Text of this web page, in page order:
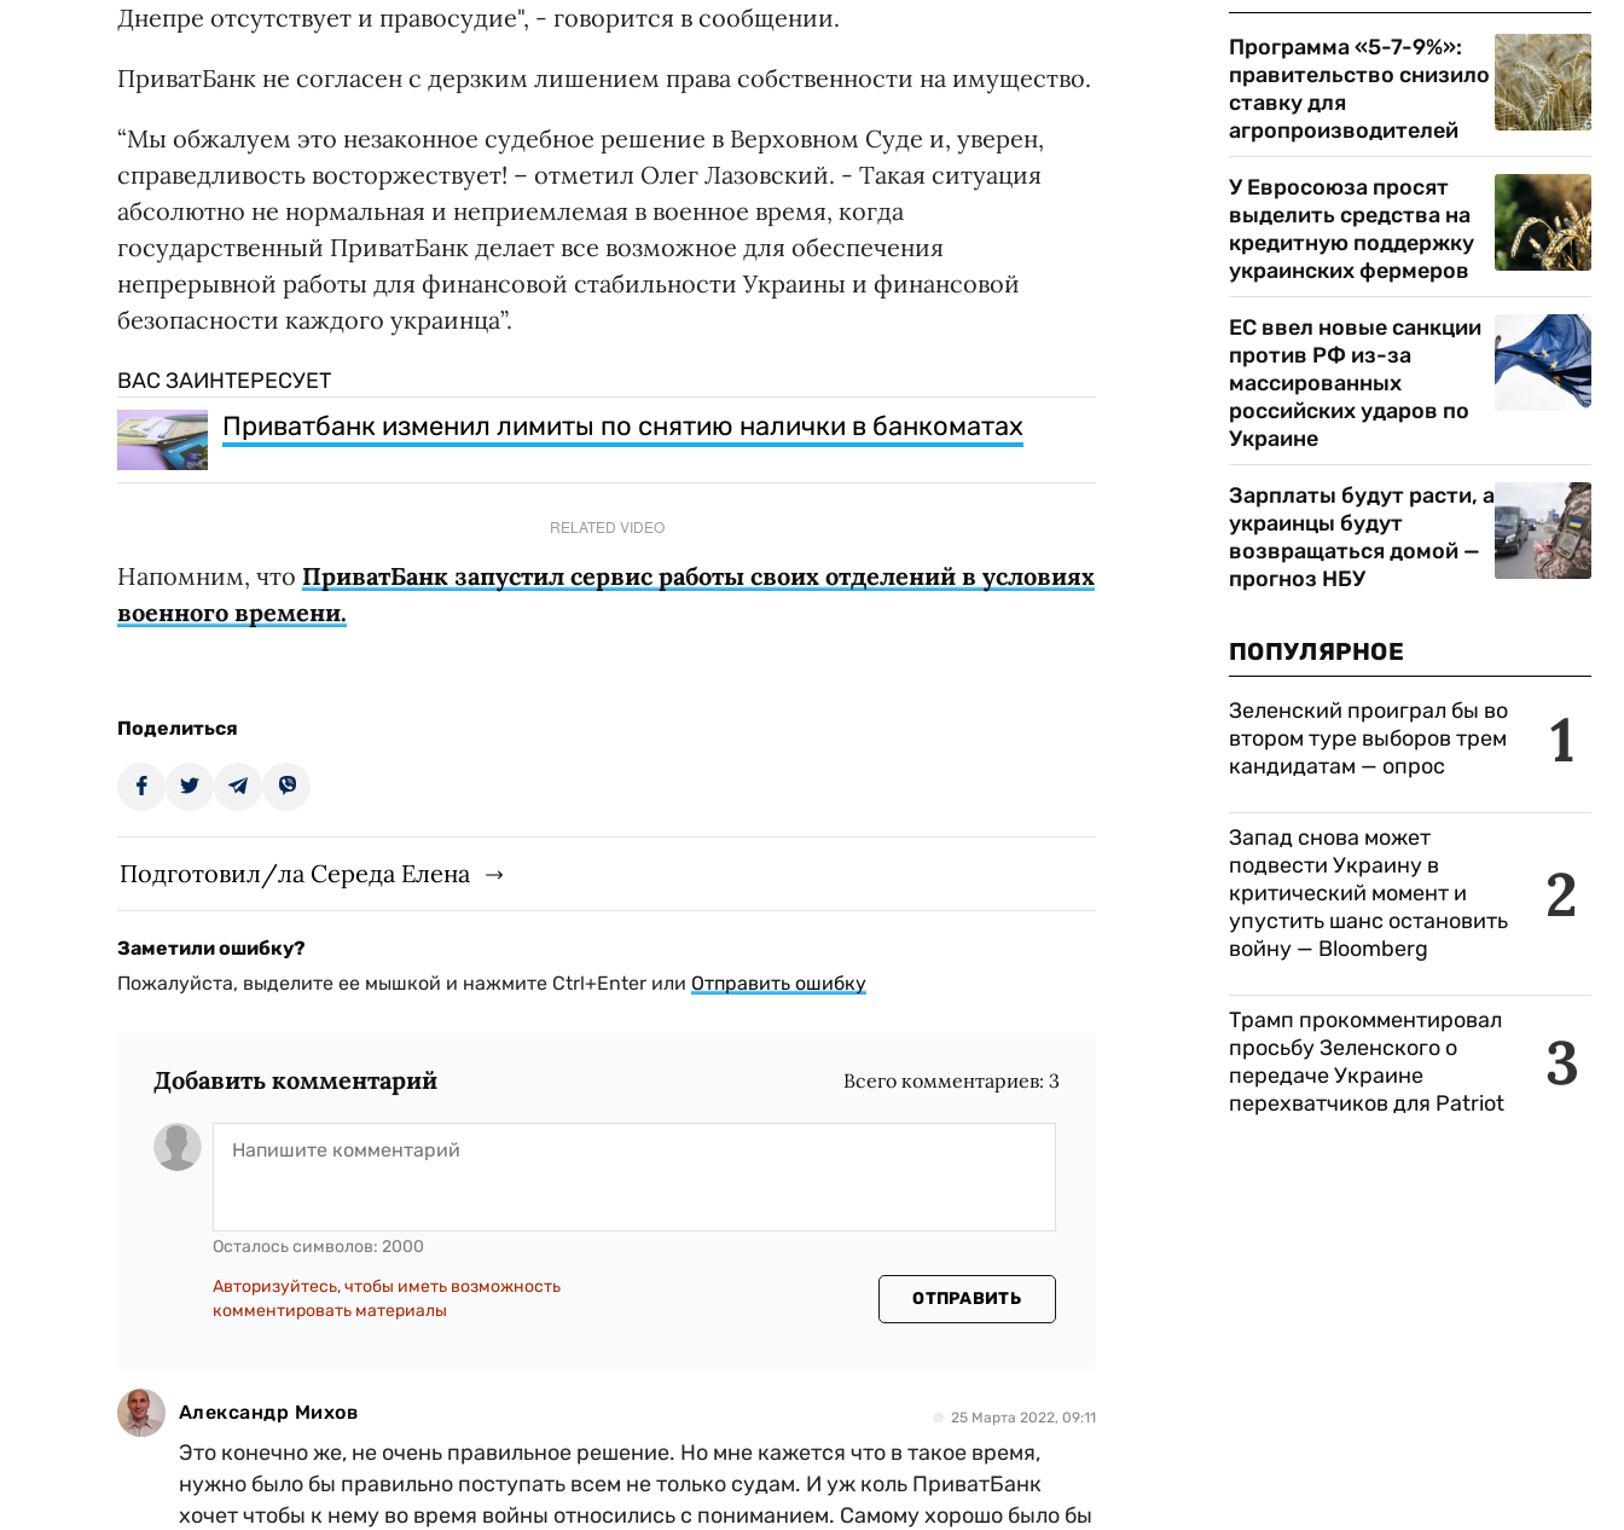
Днепре отсутствует и правосудие", - говорится в сообщении.
ПриватБанк не согласен с дерзким лишением права собственности на имущество.
“Мы обжалуем это незаконное судебное решение в Верховном Суде и, уверен,
справедливость восторжествует! – отметил Олег Лазовский. - Такая ситуация
абсолютно не нормальная и неприемлемая в военное время, когда
государственный ПриватБанк делает все возможное для обеспечения
непрерывной работы для финансовой стабильности Украины и финансовой
безопасности каждого украинца”.
ВАС ЗАИНТЕРЕСУЕТ
Приватбанк изменил лимиты по снятию налички в банкоматах
RELATED VIDEO
Напомним, что ПриватБанк запустил сервис работы своих отделений в условиях
военного времени.
Поделиться
Подготовил/ла Середа Елена
Заметили ошибку?
Пожалуйста, выделите ее мышкой и нажмите Ctrl+Enter или Отправить ошибку
Добавить комментарий Всего комментариев:3
Осталось символов: 2000
Авторизуйтесь, чтобы иметь возможность
комментировать материалы
ОТПРАВИТЬ
Александр Михов 25 Марта 2022, 09:11
Это конечно же, не очень правильное решение. Но мне кажется что в такое время,
нужно было бы правильно поступать всем не только судам. И уж коль ПриватБанк
хочет чтобы к нему во время войны относились с пониманием. Самому хорошо было бы
Программа «5-7-9%»:
правительство снизило
ставку для
агропроизводителей
У Евросоюза просят
выделить средства на
кредитную поддержку
украинских фермеров
ЕС ввел новые санкции
против РФ из-за
массированных
российских ударов по
Украине
Зарплаты будут расти, а
украинцы будут
возвращаться домой —
прогноз НБУ
ПОПУЛЯРНОЕ
1
Зеленский проиграл бы во
втором туре выборов трем
кандидатам — опрос
2
Запад снова может
подвести Украину в
критический момент и
упустить шанс остановить
войну — Bloomberg
3
Трамп прокомментировал
просьбу Зеленского о
передаче Украине
перехватчиков для Patriot